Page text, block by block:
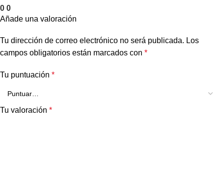
0 0
Añade una valoración
Tu dirección de correo electrónico no será publicada. Los
campos obligatorios están marcados con *
Tu puntuación *
Tu valoración *